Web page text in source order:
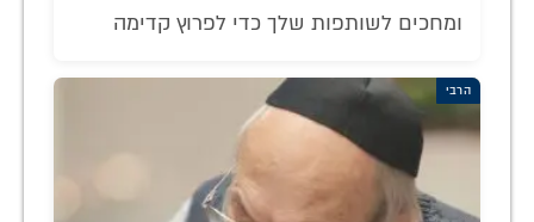
ומחכים לשותפות שלך כדי לפרוץ קדימה
הרבי